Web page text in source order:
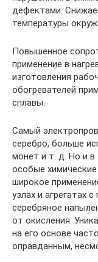
дефектами.
температуры
Повышенное
применение в
изготовления
обогревателей
сплавы.
Самый
серебро, больше
монет и т. д. Но и в
особые
широкое
узлах и агрегатах
серебряное
от окисления.
на его основе
оправданным,